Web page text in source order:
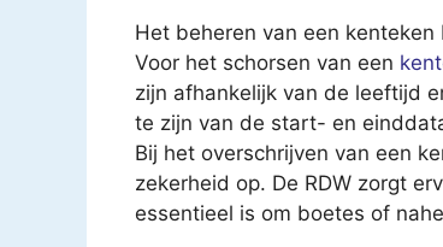
Het beheren van een
Voor het schorsen van een
zijn afhankelijk van de leeftijd
te zijn van de start- en
Bij het overschrijven van een
zekerheid op. De RDW zorgt
essentieel is om boetes of